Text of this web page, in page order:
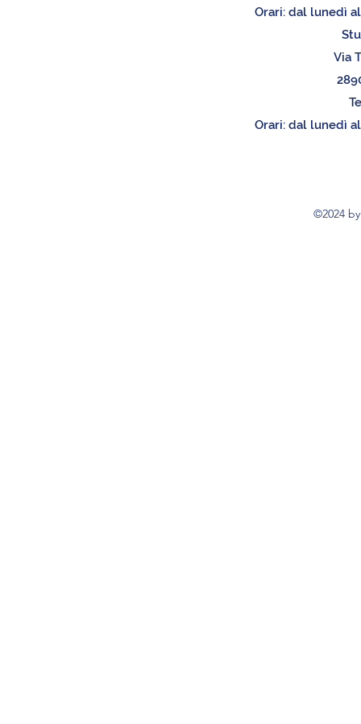
Orari: dal lunedì
Via
Orari: dal lunedì
©2024